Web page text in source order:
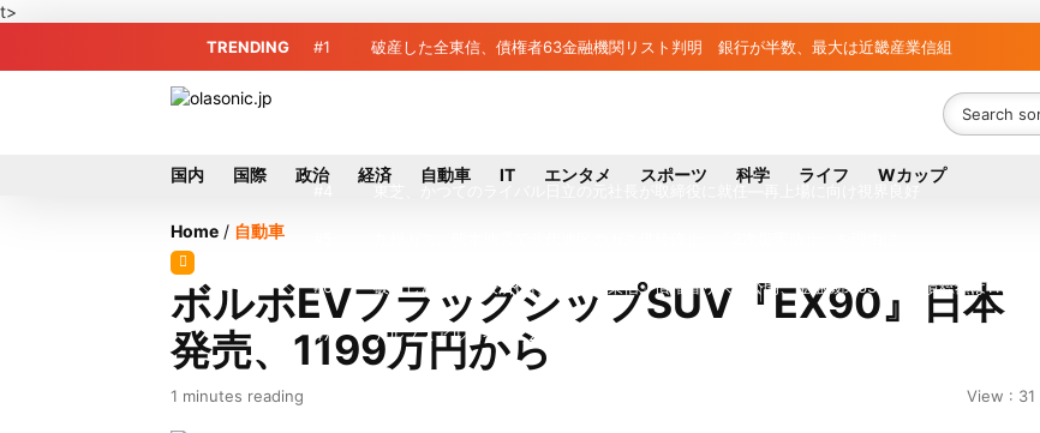
t>
TRENDING #1 破産した全東信、債権者63金融機関リスト判明 銀行が半数、最大は近畿産業信組
#6 破産したカード決済代行大手「全東信」債権者リスト公開、金融機関63者の負債総額は1151億円
#7 アルプスアルパイン、2026年8月1日付人事異動を発表
国内 国際 政治 経済 自動車 IT エンタメ スポーツ 科学 ライフ Wカップ
Home / 自動車
ボルボEVフラッグシップSUV『EX90』日本
発売、1199万円から
1 minutes reading View : 31